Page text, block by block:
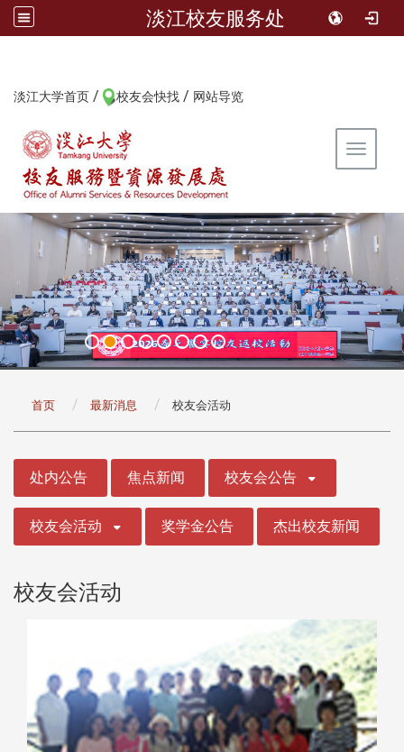
淡江校友服务处
淡江大学首页 / 校友会快找 / 网站导览
Toggle
首页 最新消息 校友会活动
处内公告 焦点新闻 校友会公告
校友会活动 奖学金公告 杰出校友新闻
校友会活动